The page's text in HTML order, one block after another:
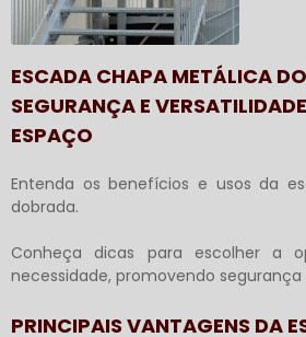
ESCADA CHAPA METÁLICA
SEGURANÇA E
ESPAÇO
Entenda os benefícios e usos da
dobrada.
Conheça dicas para escolher a
necessidade, promovendo segurança
PRINCIPAIS VANTAGENS DA